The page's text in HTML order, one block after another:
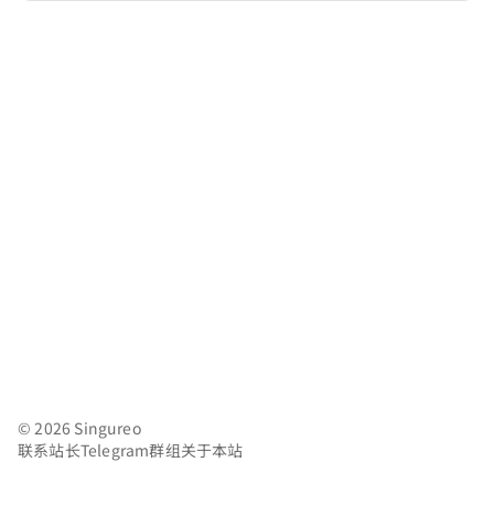
© 2026 Singureo
联系站长Telegram群组关于本站